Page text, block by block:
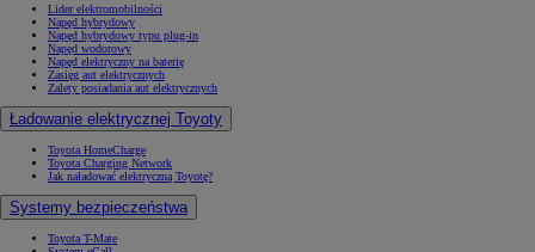
Lider elektromobilności
Napęd hybrydowy
Napęd hybrydowy typu plug-in
Napęd wodorowy
Napęd elektryczny na baterię
Zasięg aut elektrycznych
Zalety posiadania aut elektrycznych
Ładowanie elektrycznej Toyoty
Toyota HomeCharge
Toyota Charging Network
Jak naładować elektryczną Toyotę?
Systemy bezpieczeństwa
Toyota T-Mate